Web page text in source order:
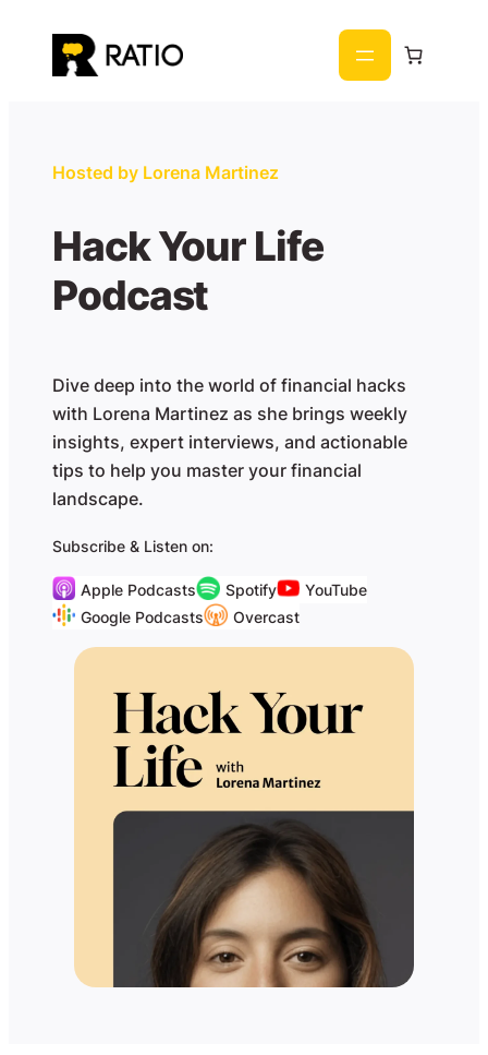
съдържанието
Hosted by Lorena Martinez
Hack Your Life
Podcast
Dive deep into the world of financial hacks
with Lorena Martinez as she brings weekly
insights, expert interviews, and actionable
tips to help you master your financial
landscape.
Subscribe & Listen on:
Apple Podcasts Spotify
YouTube
Google Podcasts
Overcast